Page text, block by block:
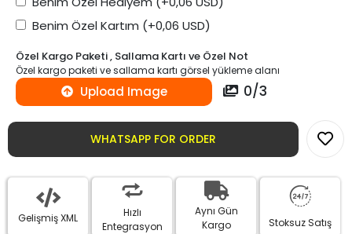
Benim Özel Kartım (+0,06 USD)
Özel Kargo Paketi , Sallama Kartı ve Özel Not
Özel kargo paketi ve sallama kartı görsel yükleme alanı
Upload Image 0/3
WHATSAPP FOR ORDER
Gelişmiş XML
Hızlı
Entegrasyon
Aynı Gün
Kargo
Stoksuz Satış